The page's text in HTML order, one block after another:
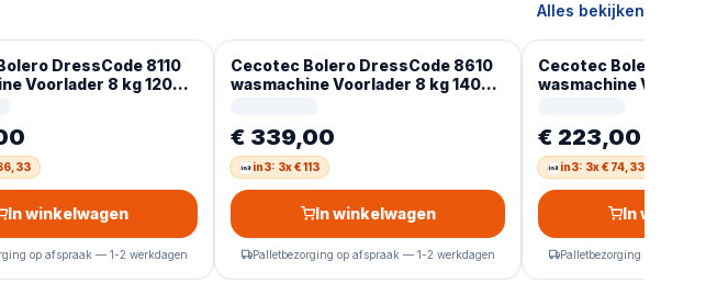
Alles bekijken
DressCode 8110
Voorlader 8 kg 1200
In winkelwagen
op afspraak — 1-2 werkdagen
Cecotec Bolero DressCode 8610
wasmachine Voorlader 8 kg 1400
€ 339,00
in3: 3x € 113
In winkelwagen
Palletbezorging op afspraak — 1-2 werkdagen
Cecotec Bolero
wasmachine
€ 223,00
in3: 3x € 74,33
In
Palletbezorging op